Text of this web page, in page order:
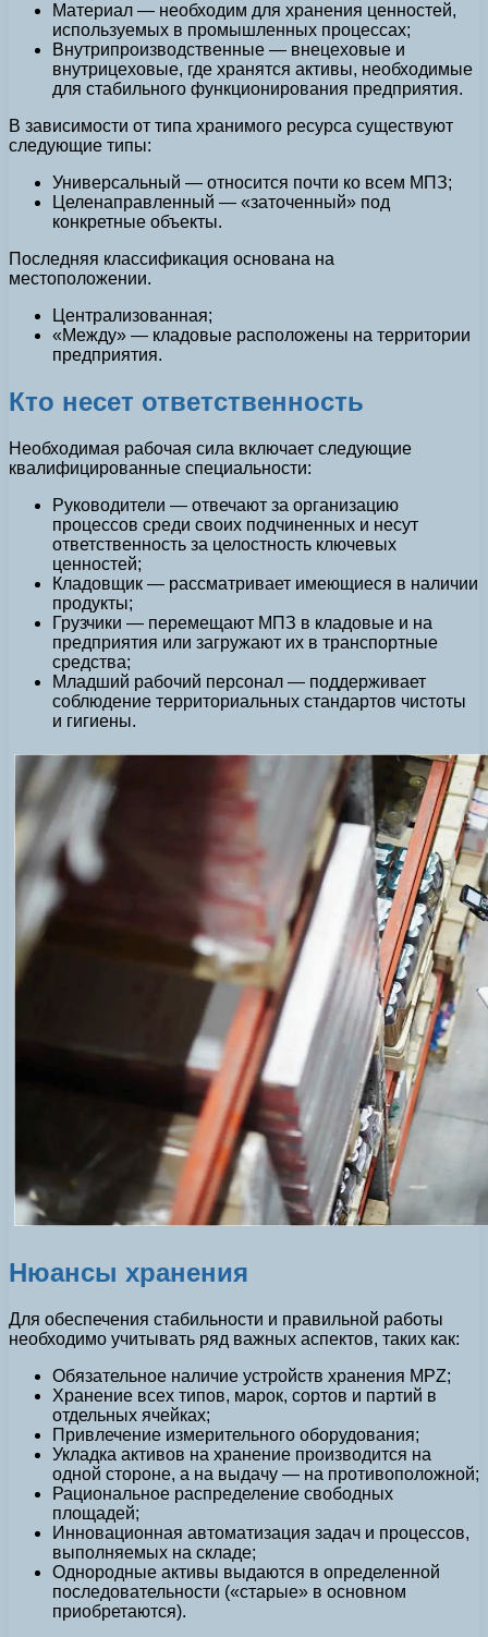
Материал — необходим для хранения ценностей,
используемых в промышленных процессах;
Внутрипроизводственные — внецеховые и
внутрицеховые, где хранятся активы, необходимые
для стабильного функционирования предприятия.
В зависимости от типа хранимого ресурса существуют
следующие типы:
Универсальный — относится почти ко всем МПЗ;
Целенаправленный — «заточенный» под
конкретные объекты.
Последняя классификация основана на
местоположении.
Централизованная;
«Между» — кладовые расположены на территории
предприятия.
Кто несет ответственность
Необходимая рабочая сила включает следующие
квалифицированные специальности:
Руководители — отвечают за организацию
процессов среди своих подчиненных и несут
ответственность за целостность ключевых
ценностей;
Кладовщик — рассматривает имеющиеся в наличии
продукты;
Грузчики — перемещают МПЗ в кладовые и на
предприятия или загружают их в транспортные
средства;
Младший рабочий персонал — поддерживает
соблюдение территориальных стандартов чистоты
и гигиены.
Нюансы хранения
Для обеспечения стабильности и правильной работы
необходимо учитывать ряд важных аспектов, таких как:
Обязательное наличие устройств хранения MPZ;
Хранение всех типов, марок, сортов и партий в
отдельных ячейках;
Привлечение измерительного оборудования;
Укладка активов на хранение производится на
одной стороне, а на выдачу — на противоположной;
Рациональное распределение свободных
площадей;
Инновационная автоматизация задач и процессов,
выполняемых на складе;
Однородные активы выдаются в определенной
последовательности («старые» в основном
приобретаются).